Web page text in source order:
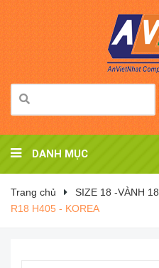
DANH MỤC
Trang chủ SIZE 18 -VÀNH 18
R18 H405 - KOREA